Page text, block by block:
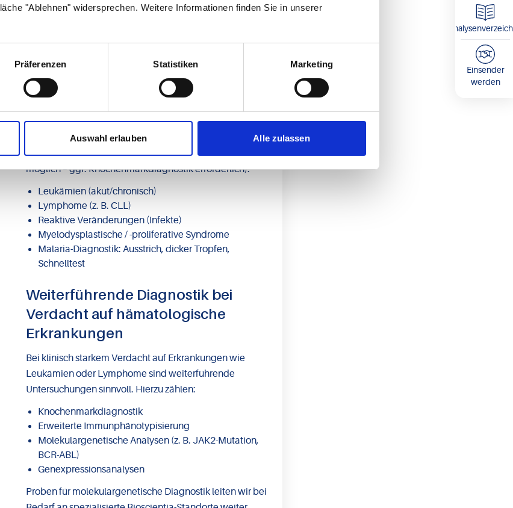
"Ablehnen" widersprechen. Weitere Informationen finden Sie in unserer
Präferenzen Statistiken Marketing
Auswahl erlauben Alle zulassen
Einsender
werden
der
Hämatologische Hinweise auf
mögliche Erkrankungen
Ein Differentialblutbild kann Hinweise auf folgende
Erkrankungen liefern (ein Ausschluss ist nicht immer
möglich – ggf. Knochenmarkdiagnostik erforderlich):
Leukämien (akut/chronisch)
Lymphome (z. B. CLL)
Reaktive Veränderungen (Infekte)
Myelodysplastische / -proliferative Syndrome
Malaria-Diagnostik: Ausstrich, dicker Tropfen,
Schnelltest
Weiterführende Diagnostik bei
Verdacht auf hämatologische
Erkrankungen
Bei klinisch starkem Verdacht auf Erkrankungen wie
Leukämien oder Lymphome sind weiterführende
Untersuchungen sinnvoll. Hierzu zählen:
Knochenmarkdiagnostik
Erweiterte Immunphänotypisierung
Molekulargenetische Analysen (z. B. JAK2-Mutation,
BCR-ABL)
Genexpressionsanalysen
Proben für molekulargenetische Diagnostik leiten wir bei